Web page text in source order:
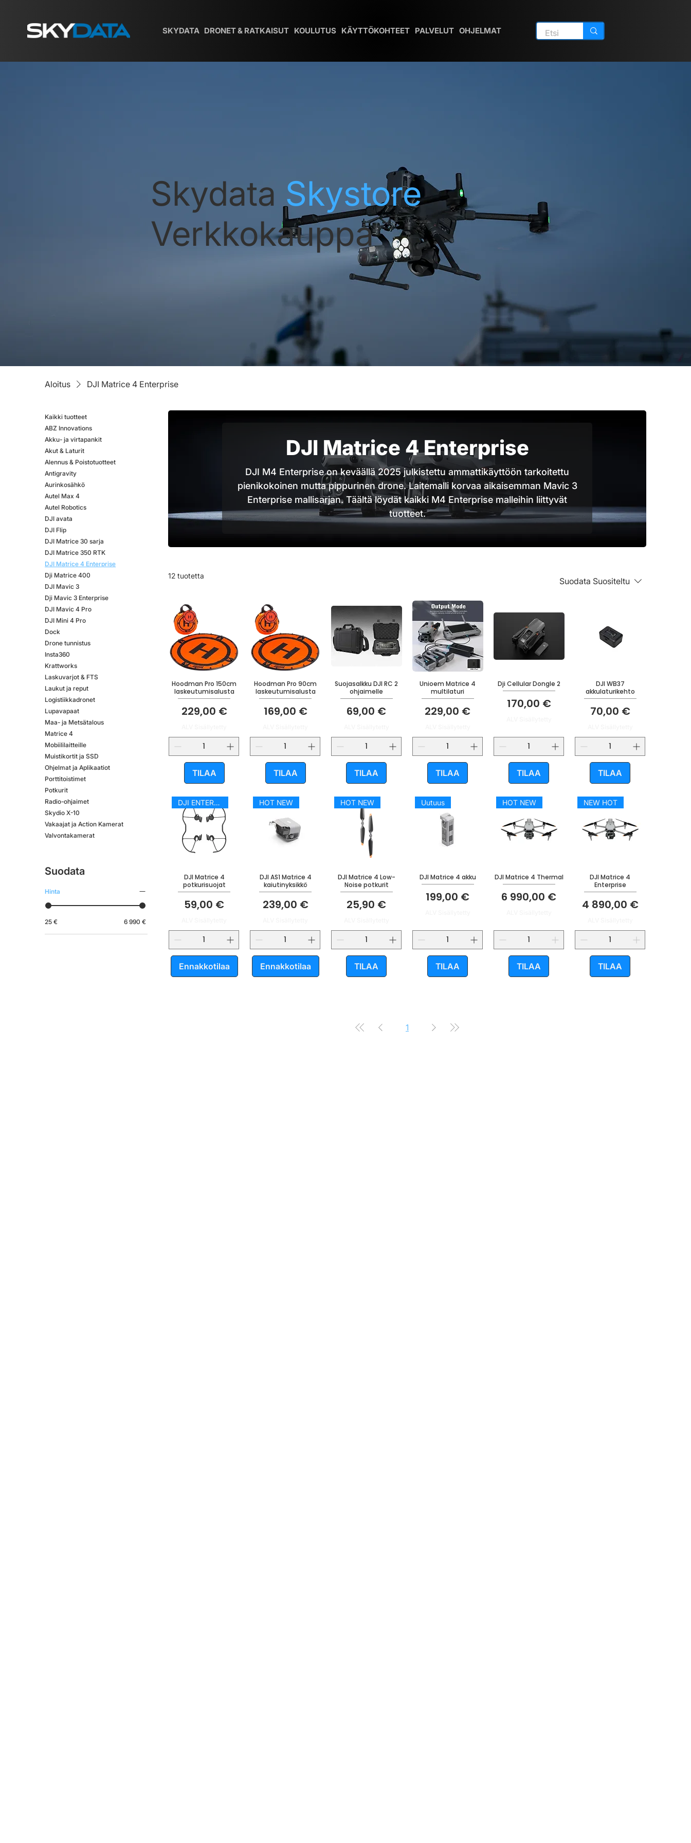
SKYDATA DRONET & RATKAISUT KOULUTUS KÄYTTÖKOHTEET PALVELUT OHJELMAT
Skydata Skystore
Verkkokauppa
Aloitus DJI Matrice 4 Enterprise
Kaikki tuotteet
ABZ Innovations
Akku- ja virtapankit
Akut & Laturit
Alennus & Poistotuotteet
Antigravity
Aurinkosähkö
Autel Max 4
Autel Robotics
DJI avata
DJI Flip
DJI Matrice 30 sarja
DJI Matrice 350 RTK
DJI Matrice 4 Enterprise
Dji Matrice 400
DJI Mavic 3
Dji Mavic 3 Enterprise
DJI Mavic 4 Pro
DJI Mini 4 Pro
Dock
Drone tunnistus
Insta360
Krattworks
Laskuvarjot & FTS
Laukut ja reput
Logistiikkadronet
Lupavapaat
Maa- ja Metsätalous
Matrice 4
Mobiililaitteille
Muistikortit ja SSD
Ohjelmat ja Aplikaatiot
Porttitoistimet
Potkurit
Radio-ohjaimet
Skydio X-10
Vakaajat ja Action Kamerat
Valvontakamerat
Suodata
Hinta
25 € 6 990 €
DJI Matrice 4 Enterprise
DJI M4 Enterprise on keväällä 2025 julkistettu ammattikäyttöön tarkoitettu
pienikokoinen mutta pippurinen drone. Laitemalli korvaa aikaisemman Mavic 3
Enterprise mallisarjan. Täältä löydät kaikki M4 Enterprise malleihin liittyvät
tuotteet.
12 tuotetta
Suodata Suositeltu
Hoodman Pro 150cm
laskeutumisalusta
Hinta
229,00 €
TILAA
Hoodman Pro 90cm
laskeutumisalusta
Hinta
169,00 €
TILAA
Suojasalkku DJI RC 2
ohjaimelle
Hinta
69,00 €
TILAA
Unioem Matrice 4
multilaturi
Hinta
229,00 €
TILAA
Dji Cellular Dongle 2
Hinta
170,00 €
TILAA
DJI WB37
akkulaturikehto
Hinta
70,00 €
TILAA
DJI ENTERPRISE
DJI Matrice 4
potkurisuojat
Hinta
59,00 €
Ennakkotilaa
HOT NEW
DJI AS1 Matrice 4
kaiutinyksikkö
Hinta
239,00 €
Ennakkotilaa
HOT NEW
DJI Matrice 4 Low-
Noise potkurit
Hinta
25,90 €
TILAA
Uutuus
DJI Matrice 4 akku
Hinta
199,00 €
TILAA
HOT NEW
DJI Matrice 4 Thermal
Hinta
6 990,00 €
TILAA
NEW HOT
DJI Matrice 4
Enterprise
Hinta
4 890,00 €
TILAA
1